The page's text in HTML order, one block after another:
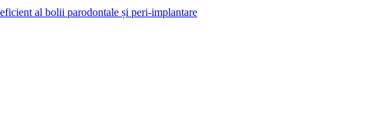
al bolii parodontale și peri-implantare